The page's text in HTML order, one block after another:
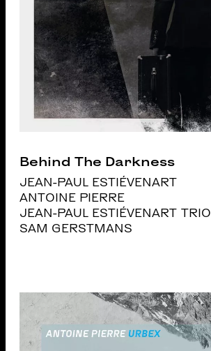
Behind The Darkness
JEAN-PAUL ESTIÉVENART
ANTOINE PIERRE
JEAN-PAUL ESTIÉVENART TRIO
SAM GERSTMANS